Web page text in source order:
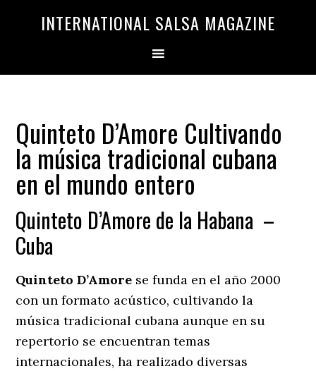
INTERNATIONAL SALSA MAGAZINE
Quinteto D’Amore Cultivando
la música tradicional cubana
en el mundo entero
Quinteto D’Amore de la Habana –
Cuba
Quinteto D’Amore se funda en el año 2000
con un formato acústico, cultivando la
música tradicional cubana aunque en su
repertorio se encuentran temas
internacionales, ha realizado diversas